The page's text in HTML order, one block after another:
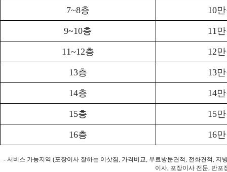
7~8층 10
9~10층 11
11~12층 12
13층 13
14층 14
15층 15
16층 16
- 서비스 가능지역 (포장이사 잘하는 이삿짐, 가격비교, 무료방문견적, 전화견적,
이사, 포장이사 전문, 반포